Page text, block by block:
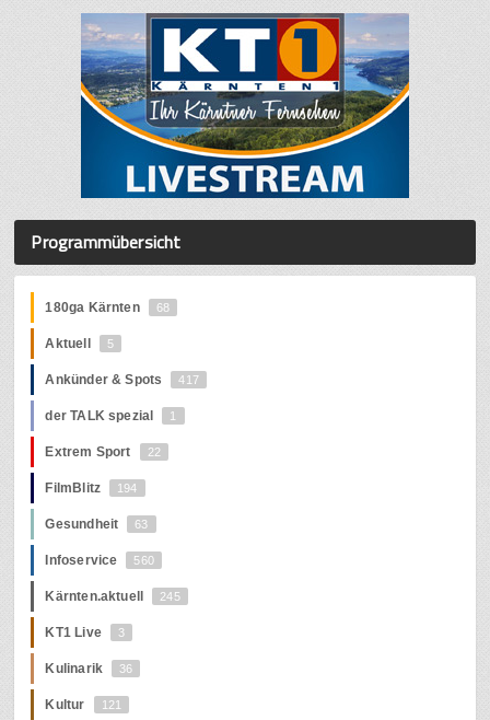
Programmübersicht
180ga Kärnten 68
Aktuell 5
Ankünder & Spots 417
der TALK spezial 1
Extrem Sport 22
FilmBlitz 194
Gesundheit 63
Infoservice 560
Kärnten.aktuell 245
KT1 Live 3
Kulinarik 36
Kultur 121